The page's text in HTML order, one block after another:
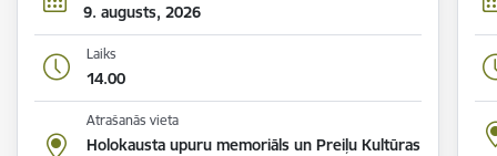
9. augusts, 2026
Laiks
14.00
Atrašanās vieta
Holokausta upuru memoriāls un Preiļu Kultūras